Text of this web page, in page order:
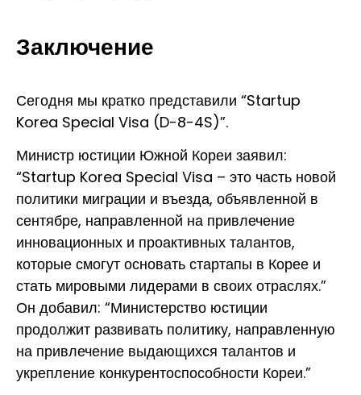
Заключение
Сегодня мы кратко представили “Startup
Korea Special Visa (D-8-4S)”.
Министр юстиции Южной Кореи заявил:
“Startup Korea Special Visa – это часть новой
политики миграции и въезда, объявленной в
сентябре, направленной на привлечение
инновационных и проактивных талантов,
которые смогут основать стартапы в Корее и
стать мировыми лидерами в своих отраслях.”
Он добавил: “Министерство юстиции
продолжит развивать политику, направленную
на привлечение выдающихся талантов и
укрепление конкурентоспособности Кореи.”